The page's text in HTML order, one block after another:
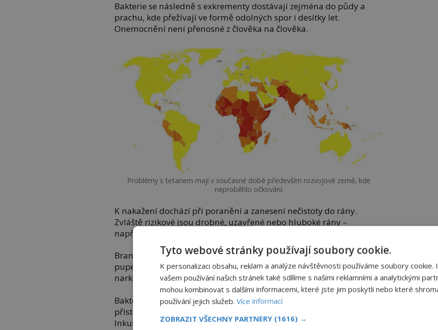
Bakterie se následně s exkrementy dostávají zejména do půdy a
prachu, kde přežívají ve formě odolných spor i desítky let.
Onemocnění není přenosné z člověka na člověka.
Problémy s tetanem mají v současné době především rozvojové země, kde
neproběhlo očkování.
K nakažení dochází při poranění a zanesení nečistoty do rány.
Zvláště rizikové jsou drobné, uzavřené nebo hluboké rány –
například bodné nebo střelné.
Branou vstupu mohou být i bércové vředy, popáleniny, pahýl
pupečníku u novorozenců, operační rány nebo nesterilní vpichy u
narkomanů.
Bakterie se dostane do hlubokých částí rány, kde v prostředí bez
přístupu kyslíku začne tvořit toxin, který vyvolá klinické příznaky.
Inkubační doba je 3 dny až 3 týdny.
Tyto webové stránky používají soubory cookie.
K personalizaci obsahu, reklam a analýze návštěvnosti používáme soubory cookie.
vašem používání našich stránek také sdílíme s našimi reklamními a analytickými
mohou kombinovat s dalšími informacemi, které jste jim poskytli nebo které
používání jejich služeb. Více informací
ZOBRAZIT VŠECHNY PARTNERY (1616) →